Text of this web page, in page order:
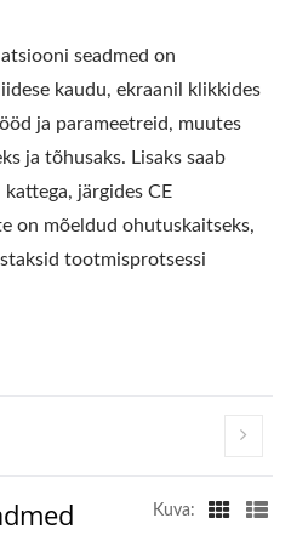
TOFU
TOFU
TOFU
TOFU
TOFU
TOFU
TOFU
seadmed on
kaudu, ekraanil klikkides
ja parameetreid, muutes
ja tõhusaks. Lisaks saab
järgides CE
on mõeldud ohutuskaitseks,
tootmisprotsessi
Kuva: